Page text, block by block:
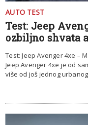
AUTO TEST
Test: Jeep
ozbiljno shvata
Test: Jeep Avenger 4xe –
Jeep Avenger 4xe je od
više od još jednog